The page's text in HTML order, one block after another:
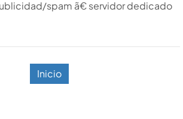
spam ã€ servidor dedicado
Inicio